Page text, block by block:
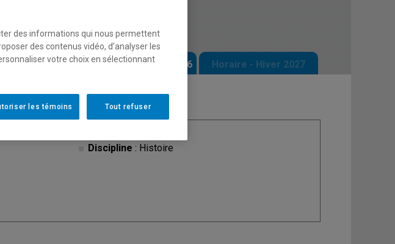
1
- Été 2026 Horaire - Automne 2026 Horaire - Hiver 2027
Discipline : Histoire
des informations qui nous permettent
des contenus vidéo, d’analyser les
votre choix en sélectionnant
Tout refuser
les témoins